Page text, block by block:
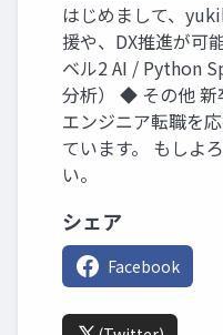
はじめまして、
援や、DX推進が可
ベル2 AI / Python
分析） ◆ その他 新
エンジニア転職を
ています。 もしよ
い。
シェア
Facebook